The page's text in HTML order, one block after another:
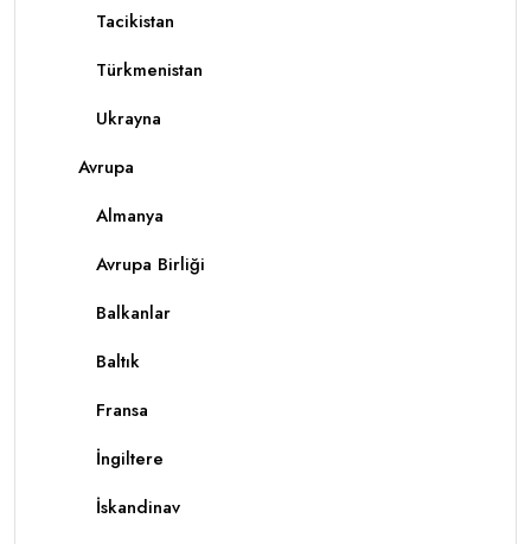
Tacikistan
Türkmenistan
Ukrayna
Avrupa
Almanya
Avrupa Birliği
Balkanlar
Baltık
Fransa
İngiltere
İskandinav